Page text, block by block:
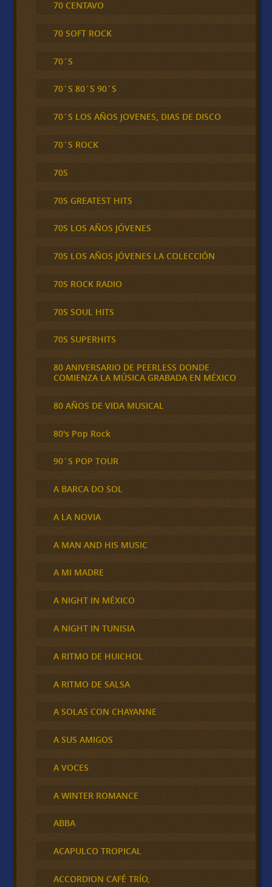
70 CENTAVO
70 SOFT ROCK
70´S
70´S 80´S 90´S
70´S LOS AÑOS JOVENES, DIAS DE DISCO
70´S ROCK
70S
70S GREATEST HITS
70S LOS AÑOS JÓVENES
70S LOS AÑOS JÓVENES LA COLECCIÓN
70S ROCK RADIO
70S SOUL HITS
70S SUPERHITS
80 ANIVERSARIO DE PEERLESS DONDE
COMIENZA LA MÚSICA GRABADA EN MÉXICO
80 AÑOS DE VIDA MUSICAL
80's Pop Rock
90´S POP TOUR
A BARCA DO SOL
A LA NOVIA
A MAN AND HIS MUSIC
A MI MADRE
A NIGHT IN MÉXICO
A NIGHT IN TUNISIA
A RITMO DE HUICHOL
A RITMO DE SALSA
A SOLAS CON CHAYANNE
A SUS AMIGOS
A VOCES
A WINTER ROMANCE
ABBA
ACAPULCO TROPICAL
ACCORDION CAFÉ TRÍO,